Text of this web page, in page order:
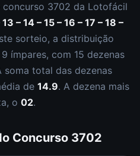
concurso 3702 da Lotofácil
– 14 – 15 – 16 – 17 – 18 –
sorteio, a distribuição
9 ímpares, com 15 dezenas
soma total das dezenas
de 14.9. A dezena mais
o 02.
Concurso 3702